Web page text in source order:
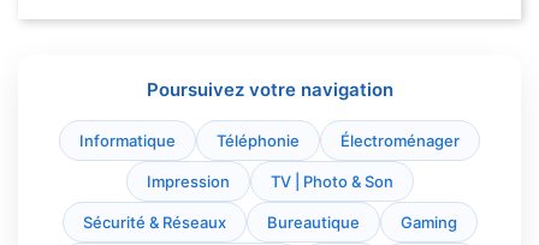
Poursuivez votre navigation
Informatique Téléphonie Électroménager
Impression TV | Photo & Son
Sécurité & Réseaux Bureautique Gaming